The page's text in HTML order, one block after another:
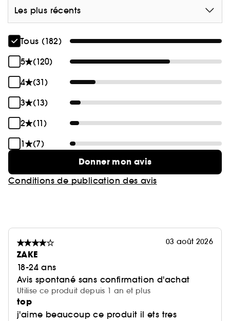
Les plus récents
Tous (182)
5
(120)
4
(31)
3
(13)
2
(11)
1
(7)
Donner mon avis
Conditions de publication des avis
03 août 2026
ZAKE
18-24 ans
Avis spontané sans confirmation d'achat
Utilise ce produit depuis 1 an et plus
top
j'aime beaucoup ce produit il ets tres